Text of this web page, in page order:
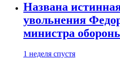
Названа
увольнения
министра
1 неделя спустя